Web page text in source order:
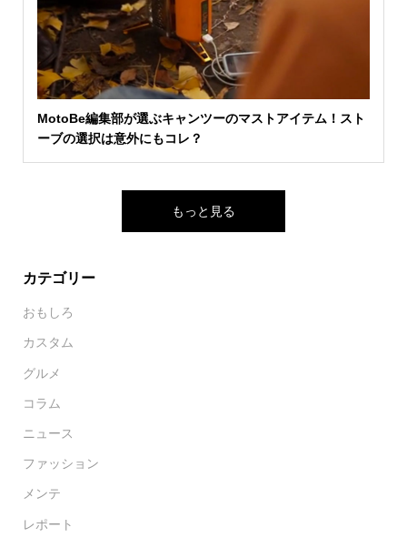
MotoBe編集部が選ぶキャンツーのマストアイテム！スト
ーブの選択は意外にもコレ？
もっと見る
カテゴリー
おもしろ
カスタム
グルメ
コラム
ニュース
ファッション
メンテ
レポート